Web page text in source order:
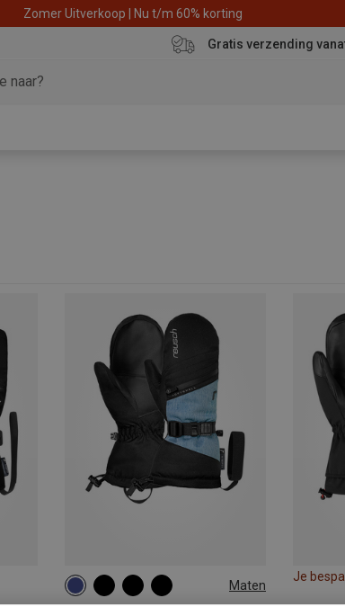
Zomer Uitverkoop | Nu t/m 60% korting
Gratis verzending
Maten
7 7.5 8.5
Je